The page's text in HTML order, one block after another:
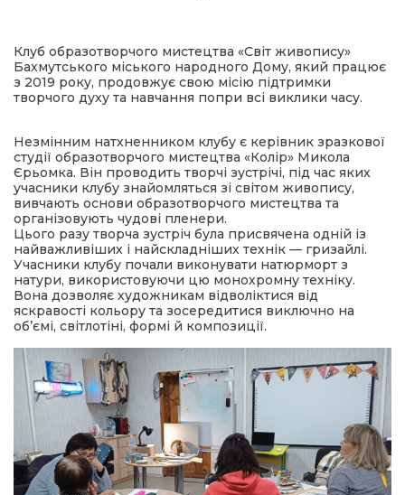
політика
місія
Клуб образотворчого мистецтва «Світ живопису»
Бахмутського міського народного Дому, який працює
з 2019 року, продовжує свою місію підтримки
творчого духу та навчання попри всі виклики часу.
Незмінним натхненником клубу є керівник зразкової
студії образотворчого мистецтва «Колір» Микола
Єрьомка. Він проводить творчі зустрічі, під час яких
учасники клубу знайомляться зі світом живопису,
вивчають основи образотворчого мистецтва та
організовують чудові пленери.
Цього разу творча зустріч була присвячена одній із
найважливіших і найскладніших технік — гризайлі.
Учасники клубу почали виконувати натюрморт з
натури, використовуючи цю монохромну техніку.
Вона дозволяє художникам відволіктися від
яскравості кольору та зосередитися виключно на
об’ємі, світлотіні, формі й композиції.